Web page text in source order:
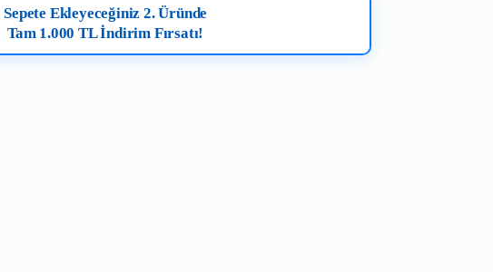
Sepete Ekleyeceğiniz 2. Üründe
Tam 1.000 TL İndirim Fırsatı!